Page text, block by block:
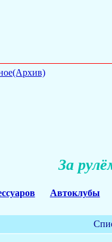
За
Автоклубы